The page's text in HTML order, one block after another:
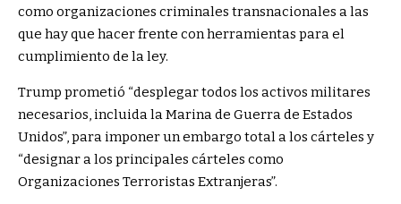
como organizaciones criminales transnacionales a las
que hay que hacer frente con herramientas para el
cumplimiento de la ley.
Trump prometió “desplegar todos los activos militares
necesarios, incluida la Marina de Guerra de Estados
Unidos”, para imponer un embargo total a los cárteles y
“designar a los principales cárteles como
Organizaciones Terroristas Extranjeras”.